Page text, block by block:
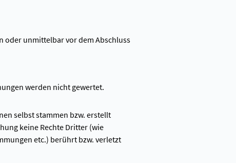
oder unmittelbar vor dem Abschluss
werden nicht gewertet.
selbst stammen bzw. erstellt
keine Rechte Dritter (wie
etc.) berührt bzw. verletzt